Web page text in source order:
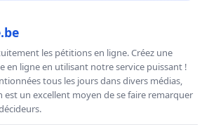
les pétitions en ligne. Créez une
en ligne en utilisant notre service puissant !
tous les jours dans divers médias,
un excellent moyen de se faire remarquer